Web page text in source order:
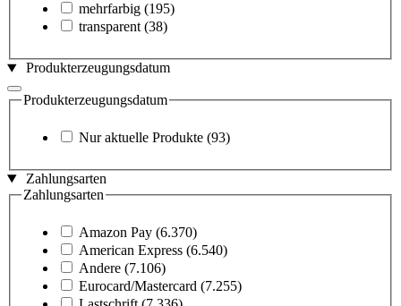
mehrfarbig (195)
transparent (38)
Produkterzeugungsdatum
Produkterzeugungsdatum
Nur aktuelle Produkte (93)
Zahlungsarten
Zahlungsarten
Amazon Pay (6.370)
American Express (6.540)
Andere (7.106)
Eurocard/Mastercard (7.255)